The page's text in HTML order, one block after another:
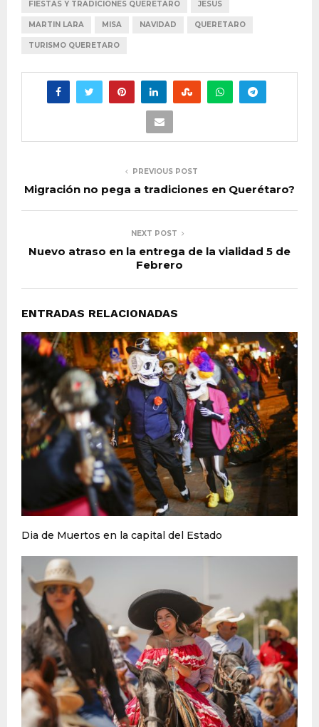
FIESTAS Y TRADICIONES QUERETARO JESUS
MARTIN LARA MISA NAVIDAD QUERETARO
TURISMO QUERETARO
PREVIOUS POST
Migración no pega a tradiciones en Querétaro?
NEXT POST
Nuevo atraso en la entrega de la vialidad 5 de
Febrero
ENTRADAS RELACIONADAS
Dia de Muertos en la capital del Estado